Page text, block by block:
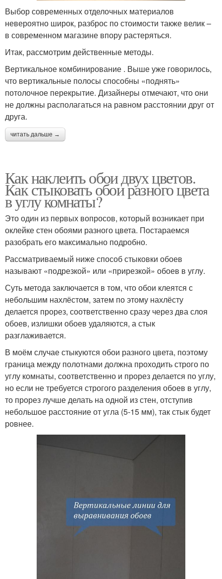
Выбор современных отделочных материалов
невероятно широк, разброс по стоимости также велик –
в современном магазине впору растеряться.
Итак, рассмотрим действенные методы.
Вертикальное комбинирование . Выше уже говорилось,
что вертикальные полосы способны «поднять»
потолочное перекрытие. Дизайнеры отмечают, что они
не должны располагаться на равном расстоянии друг от
друга.
читать дальше →
Как наклеить обои двух цветов.
Как стыковать обои разного цвета
в углу комнаты?
Это один из первых вопросов, который возникает при
оклейке стен обоями разного цвета. Постараемся
разобрать его максимально подробно.
Рассматриваемый ниже способ стыковки обоев
называют «подрезкой» или «прирезкой» обоев в углу.
Суть метода заключается в том, что обои клеятся с
небольшим нахлёстом, затем по этому нахлёсту
делается прорез, соответственно сразу через два слоя
обоев, излишки обоев удаляются, а стык
разглаживается.
В моём случае стыкуются обои разного цвета, поэтому
граница между полотнами должна проходить строго по
углу комнаты, соответственно и прорез делается по углу,
но если не требуется строгого разделения обоев в углу,
то прорез лучше делать на одной из стен, отступив
небольшое расстояние от угла (5-15 мм), так стык будет
ровнее.